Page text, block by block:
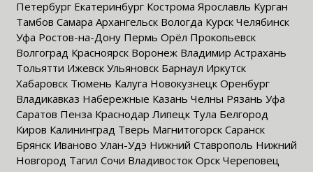
Петербург Екатеринбург Кострома Ярославль Курган
Тамбов Самара Архангельск Вологда Курск Челябинск
Уфа Ростов-на-Дону Пермь Орёл Прокопьевск
Волгоград Красноярск Воронеж Владимир Астрахань
Тольятти Ижевск Ульяновск Барнаул Иркутск
Хабаровск Тюмень Калуга Новокузнецк Оренбург
Владикавказ Набережные Казань Челны Рязань Уфа
Саратов Пенза Краснодар Липецк Тула Белгород
Киров Калининград Тверь Магнитогорск Саранск
Брянск Иваново Улан-Удэ Нижний Ставрополь Нижний
Новгород Тагил Сочи Владивосток Орск Череповец